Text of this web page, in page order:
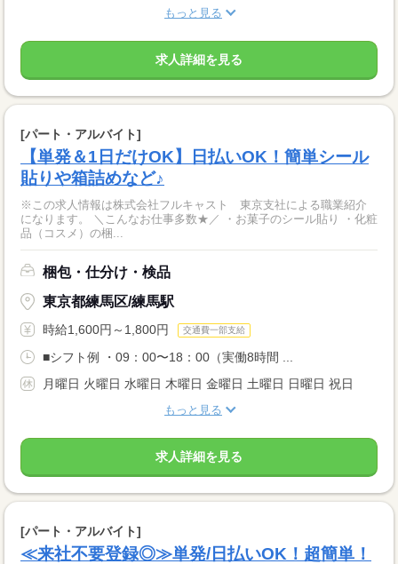
もっと見る
求人詳細を見る
[パート・アルバイト]
【単発＆1日だけOK】日払いOK！簡単シール
貼りや箱詰めなど♪
※この求人情報は株式会社フルキャスト 東京支社による職業紹介
になります。 ＼こんなお仕事多数★／ ・お菓子のシール貼り ・化粧
品（コスメ）の梱...
梱包・仕分け・検品
東京都練馬区/練馬駅
時給1,600円～1,800円 交通費一部支給
■シフト例 ・09：00〜18：00（実働8時間 ...
月曜日 火曜日 水曜日 木曜日 金曜日 土曜日 日曜日 祝日
もっと見る
求人詳細を見る
[パート・アルバイト]
≪来社不要登録◎≫単発/日払いOK！超簡単！